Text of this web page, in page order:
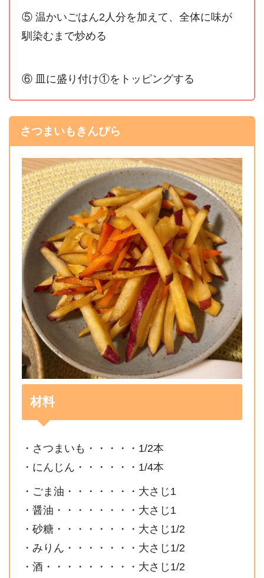
⑤ 温かいごはん2人分を加えて、全体に味が
馴染むまで炒める
⑥ 皿に盛り付け①をトッピングする
さつまいもきんぴら
材料
・さつまいも・・・・・1/2本
・にんじん・・・・・・1/4本
・ごま油・・・・・・・大さじ1
・醤油・・・・・・・・大さじ1
・砂糖・・・・・・・・大さじ1/2
・みりん・・・・・・・大さじ1/2
・酒・・・・・・・・・大さじ1/2